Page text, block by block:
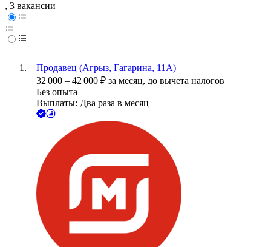
, 3 вакансии
Продавец (Агрыз, Гагарина, 11А)
32 000 – 42 000 ₽ за месяц, до вычета налогов
Без опыта
Выплаты: Два раза в месяц